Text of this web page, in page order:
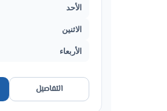
الأحد
الاثنين
الأربعاء
التفاصيل